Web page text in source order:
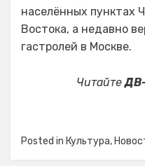
населённых пунктах
Востока, а недавно
гастролей в Москве.
Читайте
Posted in Культура,